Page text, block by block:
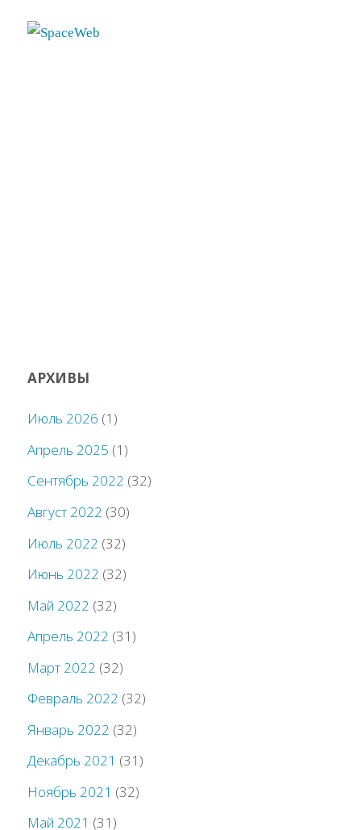
АРХИВЫ
Июль 2026 (1)
Апрель 2025 (1)
Сентябрь 2022 (32)
Август 2022 (30)
Июль 2022 (32)
Июнь 2022 (32)
Май 2022 (32)
Апрель 2022 (31)
Март 2022 (32)
Февраль 2022 (32)
Январь 2022 (32)
Декабрь 2021 (31)
Ноябрь 2021 (32)
Май 2021 (31)